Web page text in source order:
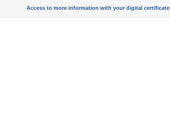
Access to more information with your digital certificate